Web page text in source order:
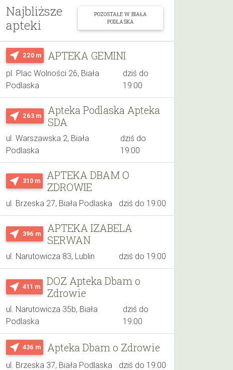
Najbliższe
apteki
POZOSTAŁE W BIAŁA
PODLASKA
near_me 220 m APTEKA GEMINI
pl. Plac Wolności 26, Biała
Podlaska
dziś do
19:00
near_me 263 m
Apteka Podlaska Apteka
SDA
ul. Warszawska 2, Biała
Podlaska
dziś do
19:00
near_me 310 m
APTEKA DBAM O
ZDROWIE
ul. Brzeska 27, Biała Podlaska dziś do 19:00
near_me 396 m
APTEKA IZABELA
SERWAN
ul. Narutowicza 83, Lublin dziś do 19:00
near_me 411 m
DOZ Apteka Dbam o
Zdrowie
ul. Narutowicza 35b, Biała
Podlaska
dziś do
19:00
near_me 436 m Apteka Dbam o Zdrowie
ul. Brzeska 37, Biała Podlaska dziś do 19:00